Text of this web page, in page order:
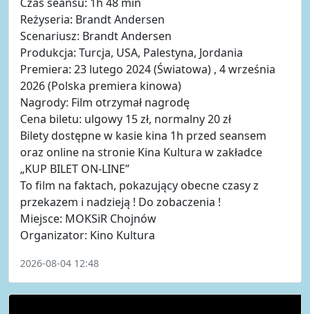
Reżyseria: Brandt Andersen
Scenariusz: Brandt Andersen
Produkcja: Turcja, USA, Palestyna, Jordania
Premiera: 23 lutego 2024 (Światowa) , 4 września
2026 (Polska premiera kinowa)
Nagrody: Film otrzymał nagrodę
Cena biletu: ulgowy 15 zł, normalny 20 zł
Bilety dostępne w kasie kina 1h przed seansem
oraz online na stronie Kina Kultura w zakładce
„KUP BILET ON-LINE”
To film na faktach, pokazujący obecne czasy z
przekazem i nadzieją ! Do zobaczenia !
Miejsce: MOKSiR Chojnów
Organizator: Kino Kultura
2026-08-04 12:48